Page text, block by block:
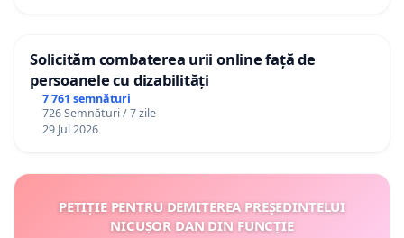
Solicităm combaterea urii online față de
persoanele cu dizabilități
7 761 semnături
726 Semnături / 7 zile
29 Jul 2026
PETIȚIE PENTRU DEMITEREA PREȘEDINTELUI
NICUȘOR DAN DIN FUNCȚIE